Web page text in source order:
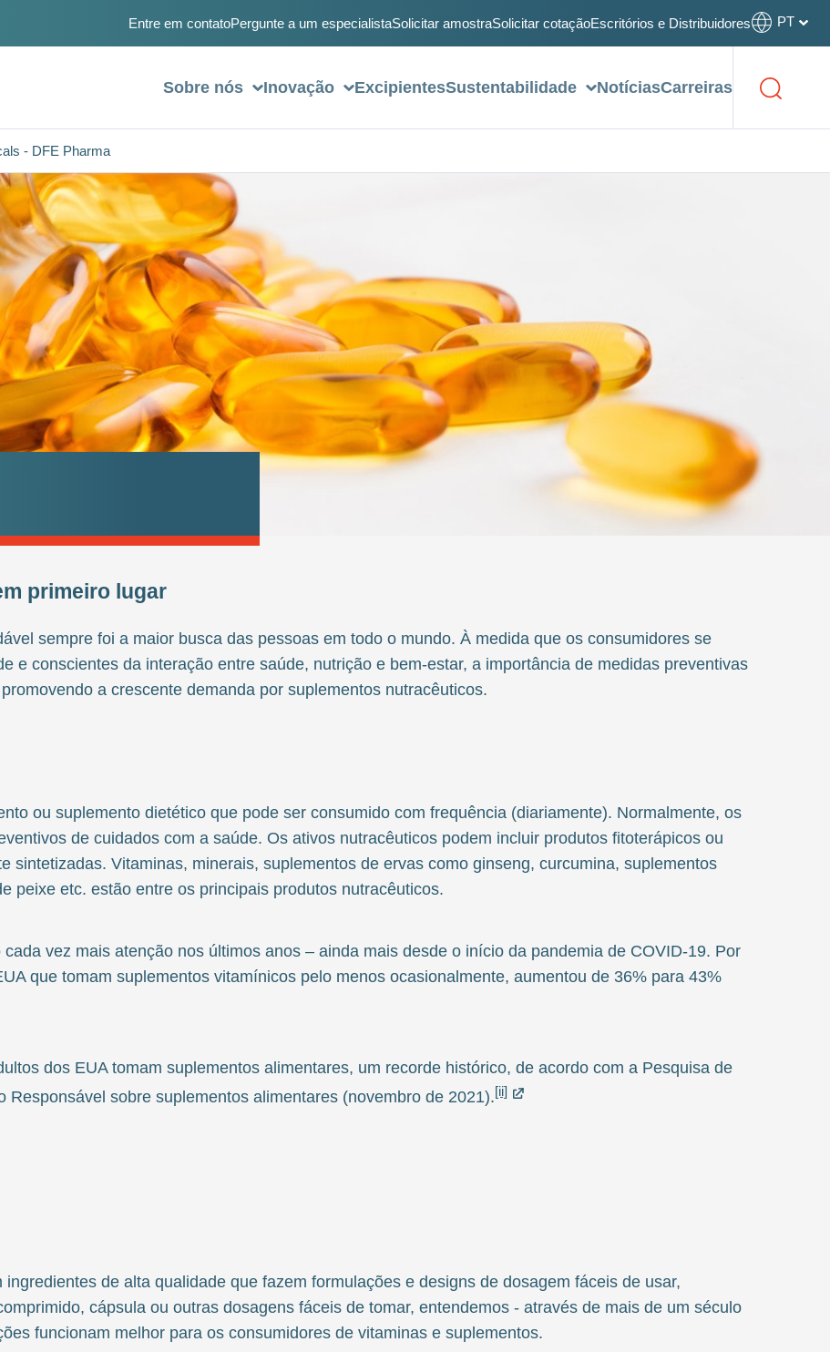
Entre em contatoPergunte a um especialistaSolicitar amostraSolicitar cotaçãoEscritórios e Distribuidores PT
Sobre nós Inovação ExcipientesSustentabilidade NotíciasCarreiras
- DFE Pharma
primeiro lugar
sempre foi a maior busca das pessoas em todo o mundo. À medida que os consumidores se
e conscientes da interação entre saúde, nutrição e bem-estar, a importância de medidas preventivas
a crescente demanda por suplementos nutracêuticos.
ou suplemento dietético que pode ser consumido com frequência (diariamente). Normalmente, os
de cuidados com a saúde. Os ativos nutracêuticos podem incluir produtos fitoterápicos ou
sintetizadas. Vitaminas, minerais, suplementos de ervas como ginseng, curcumina, suplementos
peixe etc. estão entre os principais produtos nutracêuticos.
vez mais atenção nos últimos anos – ainda mais desde o início da pandemia de COVID-19. Por
que tomam suplementos vitamínicos pelo menos ocasionalmente, aumentou de 36% para 43%
dos EUA tomam suplementos alimentares, um recorde histórico, de acordo com a Pesquisa de
Responsável sobre suplementos alimentares (novembro de 2021).[ii]
de alta qualidade que fazem formulações e designs de dosagem fáceis de usar,
cápsula ou outras dosagens fáceis de tomar, entendemos - através de mais de um século
funcionam melhor para os consumidores de vitaminas e suplementos.